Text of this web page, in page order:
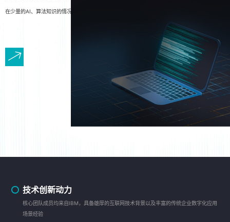
在少量的AI、算法知识的情况下利用行业数据轻松搭建、部署AI模型，构建解决方案。
技术创新动力
核心团队成员均来自IBM，具备雄厚的互联网技术背景以及丰富的传统企业数字化应用
场景经验